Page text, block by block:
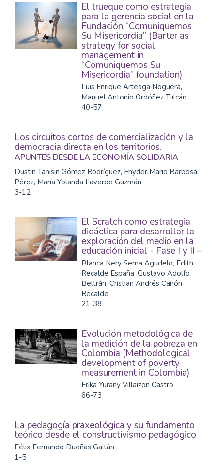
El trueque como estrategia
para la gerencia social en la
Fundación “Comuniquemos
Su Misericordia” (Barter as
strategy for social
management in
“Comuniquemos Su
Misericordia” foundation)
Luis Enrique Arteaga Noguera,
Manuel Antonio Ordóñez Tulcán
40-57
Los circuitos cortos de comercialización y la
democracia directa en los territorios.
APUNTES DESDE LA ECONOMÍA SOLIDARIA
Dustin Tahisin Gómez Rodríguez, Ehyder Mario Barbosa
Pérez, María Yolanda Laverde Guzmán
3-12
El Scratch como estrategia
didáctica para desarrollar la
exploración del medio en la
educación inicial - Fase I y II –
Blanca Nery Serna Agudelo, Edith
Recalde España, Gustavo Adolfo
Beltrán, Cristian Andrés Cañón
Recalde
21-38
Evolución metodológica de
la medición de la pobreza en
Colombia (Methodological
development of poverty
measurement in Colombia)
Erika Yurany Villaizon Castro
66-73
La pedagogía praxeológica y su fundamento
teórico desde el constructivismo pedagógico
Félix Fernando Dueñas Gaitán
1-5